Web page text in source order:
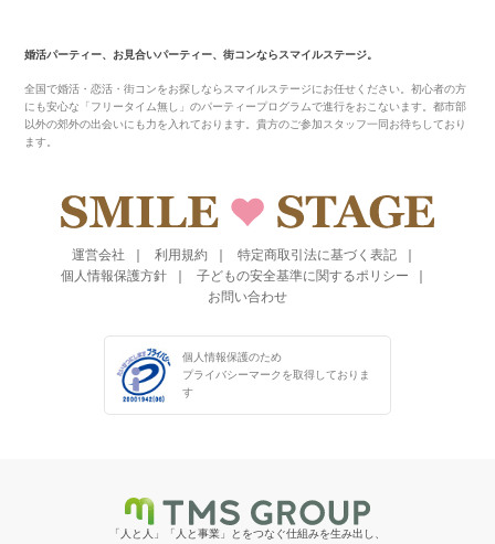
婚活パーティー、お見合いパーティー、街コンならスマイルステージ。
全国で婚活・恋活・街コンをお探しならスマイルステージにお任せください。初心者の方
にも安心な「フリータイム無し」のパーティープログラムで進行をおこないます。都市部
以外の郊外の出会いにも力を入れております。貴方のご参加スタッフ一同お待ちしており
ます。
運営会社 利用規約
特定商取引法に基づく表記
個人情報保護方針
子どもの安全基準に関するポリシー
お問い合わせ
個人情報保護のため
プライバシーマークを取得しておりま
す
「人と人」「人と事業」とをつなぐ仕組みを生み出し、